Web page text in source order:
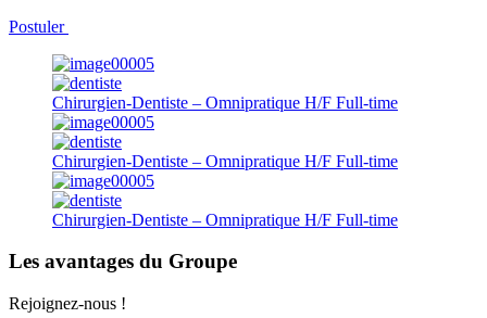
Postuler
Chirurgien-Dentiste – Omnipratique H/F Full-time
Chirurgien-Dentiste – Omnipratique H/F Full-time
Chirurgien-Dentiste – Omnipratique H/F Full-time
Les avantages du Groupe
Rejoignez-nous !